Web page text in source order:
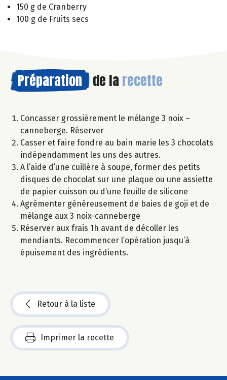
150 g de Cranberry
100 g de Fruits secs
Préparation de la recette
Concasser grossièrement le mélange 3 noix –
canneberge. Réserver
Casser et faire fondre au bain marie les 3 chocolats
indépendamment les uns des autres.
A l’aide d’une cuillère à soupe, former des petits
disques de chocolat sur une plaque ou une assiette
de papier cuisson ou d’une feuille de silicone
Agrémenter généreusement de baies de goji et de
mélange aux 3 noix-canneberge
Réserver aux frais 1h avant de décoller les
mendiants. Recommencer l’opération jusqu’à
épuisement des ingrédients.
Retour à la liste
Imprimer la recette